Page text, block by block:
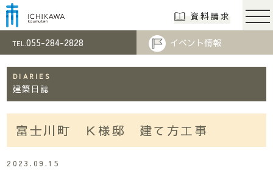
市川工務店 | らしさ
資料請求
TEL.055-284-2828 イベント情報
DIARIES
建築日誌
富士川町 Ｋ様邸 建て方工事
2023.09.15